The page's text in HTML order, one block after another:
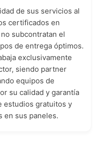
de sus servicios al
certificados en
subcontratan el
de entrega óptimos.
exclusivamente
siendo partner
equipos de
su calidad y garantía
estudios gratuitos y
en sus paneles.